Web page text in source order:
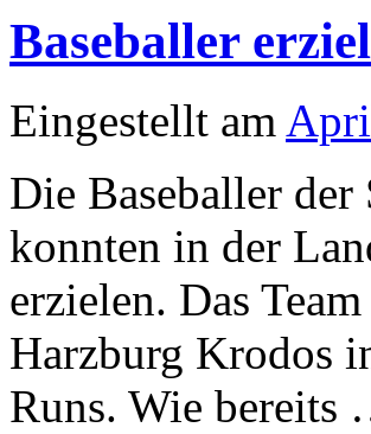
Baseballer
Eingestellt am
Die Baseballer
konnten in der
erzielen. Das
Harzburg Krodos
Runs. Wie bereits